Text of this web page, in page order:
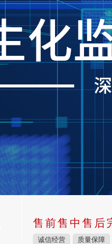
售前售中售后
诚信经营 质量保障